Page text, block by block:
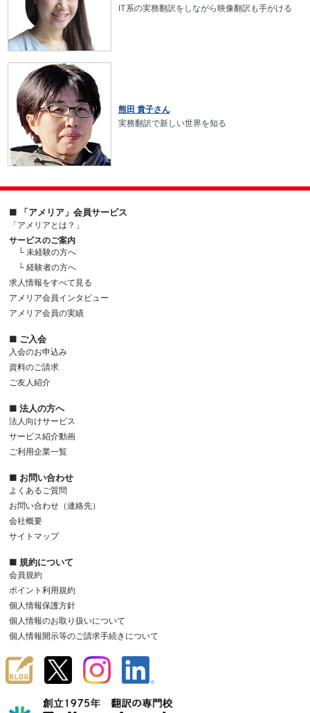
IT系の実務翻訳をしながら映像翻訳も手がける
熊田 貴子さん
実務翻訳で新しい世界を知る
■ 「アメリア」会員サービス
「アメリアとは？」
サービスのご案内
└ 未経験の方へ
└ 経験者の方へ
求人情報をすべて見る
アメリア会員インタビュー
アメリア会員の実績
■ ご入会
入会のお申込み
資料のご請求
ご友人紹介
■ 法人の方へ
法人向けサービス
サービス紹介動画
ご利用企業一覧
■ お問い合わせ
よくあるご質問
お問い合わせ（連絡先）
会社概要
サイトマップ
■ 規約について
会員規約
ポイント利用規約
個人情報保護方針
個人情報のお取り扱いについて
個人情報開示等のご請求手続きについて